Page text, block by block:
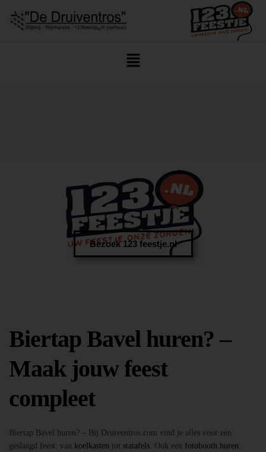
Bezoek 123 feestje.nl
Biertap Bavel huren? –
Maak jouw feest
compleet
Biertap Bavel huren? – Bij Druiventros.com vind je alles voor een
geslaagd feest: van koelkasten tot statafels. Ook een fotobooth huren